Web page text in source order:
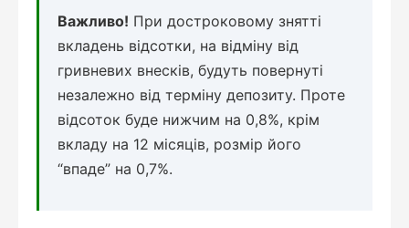
Важливо! При достроковому знятті
вкладень відсотки, на відміну від
гривневих внесків, будуть повернуті
незалежно від терміну депозиту. Проте
відсоток буде нижчим на 0,8%, крім
вкладу на 12 місяців, розмір його
“впаде” на 0,7%.